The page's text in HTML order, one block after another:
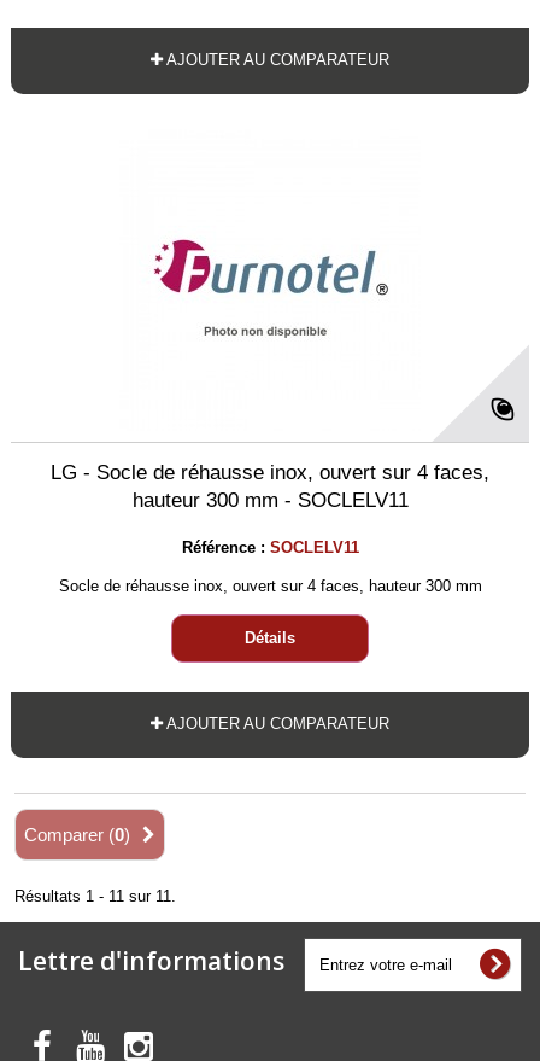
AJOUTER AU COMPARATEUR
LG - Socle de réhausse inox, ouvert sur 4 faces,
hauteur 300 mm - SOCLELV11
Référence : SOCLELV11
Socle de réhausse inox, ouvert sur 4 faces, hauteur 300 mm
Détails
AJOUTER AU COMPARATEUR
Comparer (0)
Résultats 1 - 11 sur 11.
Lettre d'informations